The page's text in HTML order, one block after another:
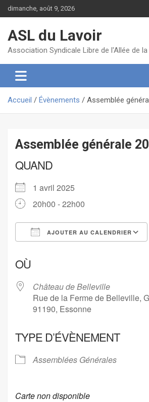
Aller
au
dimanche, août 9, 2026
ASL du Lavoir
Association Syndicale Libre de l'Allée de
Accueil Évènements Assemblée
Assemblée générale
QUAND
1 avril 2025
20h00 - 22h00
AJOUTER AU CALENDRIER
OÙ
Château de Belleville
Rue de la Ferme de Belleville,
91190, Essonne
TYPE D’ÉVÈNEMENT
Assemblées Générales
Carte non disponible